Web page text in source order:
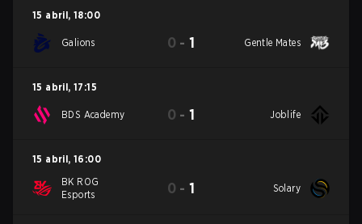
15 abril, 18:00
Galions 0 -1 Gentle Mates
15 abril, 17:15
BDS Academy 0 -1 Joblife
15 abril, 16:00
BK ROG
Esports
0 -1 Solary